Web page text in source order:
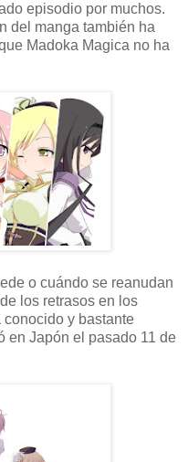
episodio por muchos.
del manga también ha
Madoka Magica no ha
o cuándo se reanudan
los retrasos en los
y bastante
en Japón el pasado 11 de